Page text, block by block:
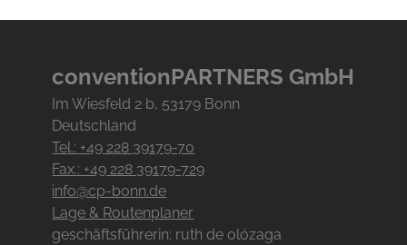
conventionPARTNERS GmbH
Im Wiesfeld 2 b, 53179 Bonn
Deutschland
Tel.: +49 228 39179-70
Fax.: +49 228 39179-729
info@cp-bonn.de
Lage & Routenplaner
geschäftsführerin: ruth de olózaga